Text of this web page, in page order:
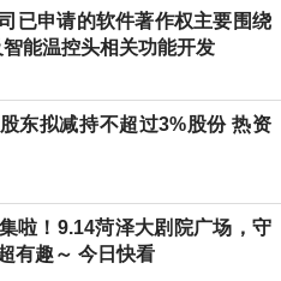
已申请的软件著作权主要围绕
能温控头相关功能开发
东拟减持不超过3%股份 热资
啦！9.14菏泽大剧院广场，守
有趣～ 今日快看